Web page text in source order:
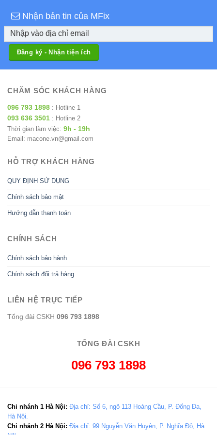
Nhận bản tin của MFix
CHĂM SÓC KHÁCH HÀNG
096 793 1898 : Hotline 1
093 636 3501 : Hotline 2
Thời gian làm việc: 9h - 19h
Email: macone.vn@gmail.com
HỖ TRỢ KHÁCH HÀNG
QUY ĐỊNH SỬ DỤNG
Chính sách bảo mật
Hướng dẫn thanh toán
CHÍNH SÁCH
Chính sách bảo hành
Chính sách đổi trả hàng
LIÊN HỆ TRỰC TIẾP
Tổng đài CSKH 096 793 1898
TỔNG ĐÀI CSKH
096 793 1898
Chi nhánh 1 Hà Nội: Địa chỉ: Số 6, ngõ 113 Hoàng Cầu, P. Đống Đa,
Hà Nội.
Chi nhánh 2 Hà Nội: Địa chỉ: 99 Nguyễn Văn Huyên, P. Nghĩa Đô, Hà